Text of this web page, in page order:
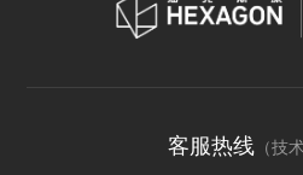
客服热线 （技